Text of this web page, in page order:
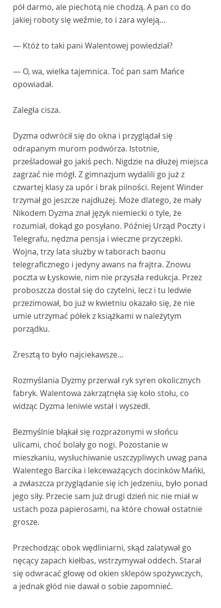
pół darmo, ale piechotą nie chodzą. A pan co do
jakiej roboty się weźmie, to i zara wyleją…
— Któż to taki pani Walentowej powiedział?
— O, wa, wielka tajemnica. Toć pan sam Mańce
opowiadał.
Zaległa cisza.
Dyzma odwrócił się do okna i przyglądał się
odrapanym murom podwórza. Istotnie,
prześladował go jakiś pech. Nigdzie na dłużej miejsca
zagrzać nie mógł. Z gimnazjum wydalili go już z
czwartej klasy za upór i brak pilności. Rejent Winder
trzymał go jeszcze najdłużej. Może dlatego, że mały
Nikodem Dyzma znał język niemiecki o tyle, że
rozumiał, dokąd go posyłano. Później Urząd Poczty i
Telegrafu, nędzna pensja i wieczne przyczepki.
Wojna, trzy lata służby w taborach baonu
telegraficznego i jedyny awans na frajtra. Znowu
poczta w Łyskowie, nim nie przyszła redukcja. Przez
proboszcza dostał się do czytelni, lecz i tu ledwie
przezimował, bo już w kwietniu okazało się, że nie
umie utrzymać półek z książkami w należytym
porządku.
Zresztą to było najciekawsze…
Rozmyślania Dyzmy przerwał ryk syren okolicznych
fabryk. Walentowa zakrzątnęła się koło stołu, co
widząc Dyzma leniwie wstał i wyszedł.
Bezmyślnie błąkał się rozprażonymi w słońcu
ulicami, choć bolały go nogi. Pozostanie w
mieszkaniu, wysłuchiwanie uszczypliwych uwag pana
Walentego Barcika i lekceważących docinków Mańki,
a zwłaszcza przyglądanie się ich jedzeniu, było ponad
jego siły. Przecie sam już drugi dzień nic nie miał w
ustach poza papierosami, na które chował ostatnie
grosze.
Przechodząc obok wędliniarni, skąd zalatywał go
nęcący zapach kiełbas, wstrzymywał oddech. Starał
się odwracać głowę od okien sklepów spożywczych,
a jednak głód nie dawał o sobie zapomnieć.